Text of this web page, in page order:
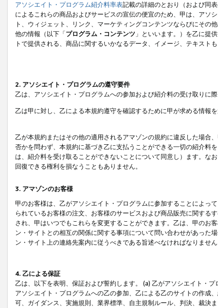
アソシエイト・プログラム紹介料率表記載の詳細のとおり（および同
によるこれらの商品およびサービスの宣伝の便宜のため、甲は、アソ
ト、ウィジェット、リンク、マーケティングコンテンツならびにその
他の情報（以下「プログラム・コンテンツ 」といいます。）を乙に提
トで提供される、商品に関するいかなるデータ、イメージ、テキス
2. アソシエイト・プログラムの遵守要件
乙は、アソシエイト・プログラムへの参加および紹介料の受け取りに
乙は甲に対し、乙による本規約遵守を確認するために甲が求める情報
乙が本規約またはその他の適用されるアマゾンの規約に違反した場合
否かを問わず、本規約に基づき乙に支払うことができる一切の紹介料
は、紹介料を受け取ることができないことについて同意し）ます。な
回復できる権利を損なうこともありません。
3. アマゾンのお客様
甲のお客様は、乙がアソシエイト・プログラムに参加することによっ
られているお客様の注文、お客様のサービスおよび商品販売に関する
され、甲はいつでもこれらを変更することができます。乙は、甲のお
ン・サイトとの相互の関係に関する事項について問い合わせがあった
ン・サイト上の連絡先案内に従うべきである旨述べなければなりませ
4. 乙による保証
乙は、以下を表明、保証および誓約します。 (a) 乙がアソシエイト・
アソシエイト・プログラムへの乙の参加、乙による乙のサイトの作成
可、ガイダンス、実施規則、業界標準、自主規制ルール、判決、裁決